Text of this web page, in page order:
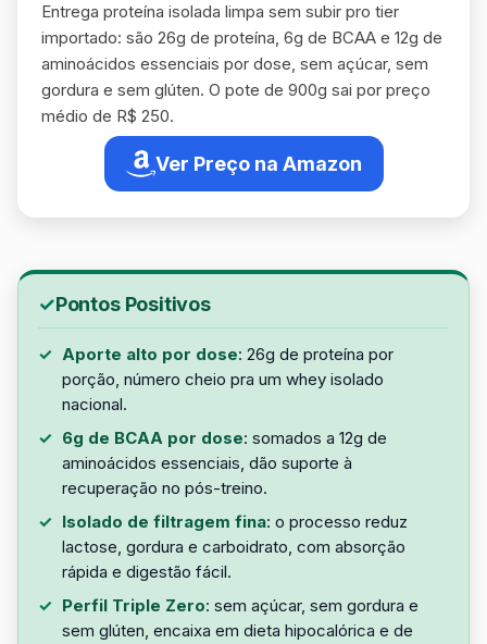
Entrega proteína isolada limpa sem subir pro tier
importado: são 26g de proteína, 6g de BCAA e 12g de
aminoácidos essenciais por dose, sem açúcar, sem
gordura e sem glúten. O pote de 900g sai por preço
médio de R$ 250.
Ver Preço na Amazon
Pontos Positivos
Aporte alto por dose: 26g de proteína por
porção, número cheio pra um whey isolado
nacional.
6g de BCAA por dose: somados a 12g de
aminoácidos essenciais, dão suporte à
recuperação no pós-treino.
Isolado de filtragem fina: o processo reduz
lactose, gordura e carboidrato, com absorção
rápida e digestão fácil.
Perfil Triple Zero: sem açúcar, sem gordura e
sem glúten, encaixa em dieta hipocalórica e de